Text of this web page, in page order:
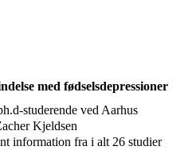
med fødselsdepressioner
studerende ved Aarhus
Kjeldsen
information fra i alt 26 studier